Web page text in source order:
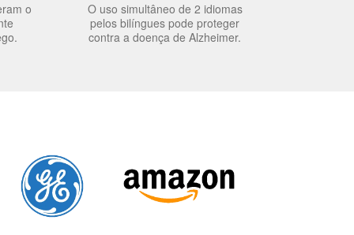
o
O uso simultâneo de 2 idiomas
pelos bilíngues pode proteger
contra a doença de Alzheimer.